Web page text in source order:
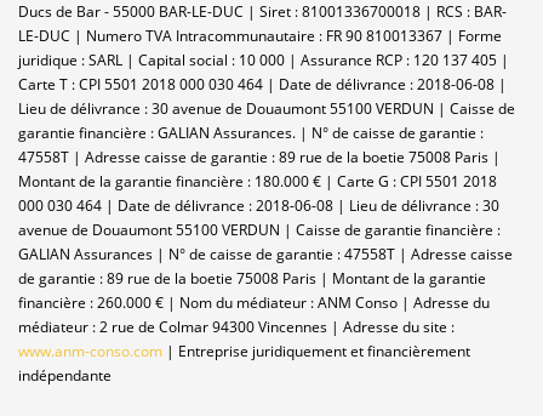
Ducs de Bar - 55000 BAR-LE-DUC | Siret : 81001336700018 | RCS : BAR-
LE-DUC | Numero TVA Intracommunautaire : FR 90 810013367 | Forme
juridique : SARL | Capital social : 10 000 | Assurance RCP : 120 137 405 |
Carte T : CPI 5501 2018 000 030 464 | Date de délivrance : 2018-06-08 |
Lieu de délivrance : 30 avenue de Douaumont 55100 VERDUN | Caisse de
garantie financière : GALIAN Assurances. | N° de caisse de garantie :
47558T | Adresse caisse de garantie : 89 rue de la boetie 75008 Paris |
Montant de la garantie financière : 180.000 € | Carte G : CPI 5501 2018
000 030 464 | Date de délivrance : 2018-06-08 | Lieu de délivrance : 30
avenue de Douaumont 55100 VERDUN | Caisse de garantie financière :
GALIAN Assurances | N° de caisse de garantie : 47558T | Adresse caisse
de garantie : 89 rue de la boetie 75008 Paris | Montant de la garantie
financière : 260.000 € | Nom du médiateur : ANM Conso | Adresse du
médiateur : 2 rue de Colmar 94300 Vincennes | Adresse du site :
www.anm-conso.com | Entreprise juridiquement et financièrement
indépendante